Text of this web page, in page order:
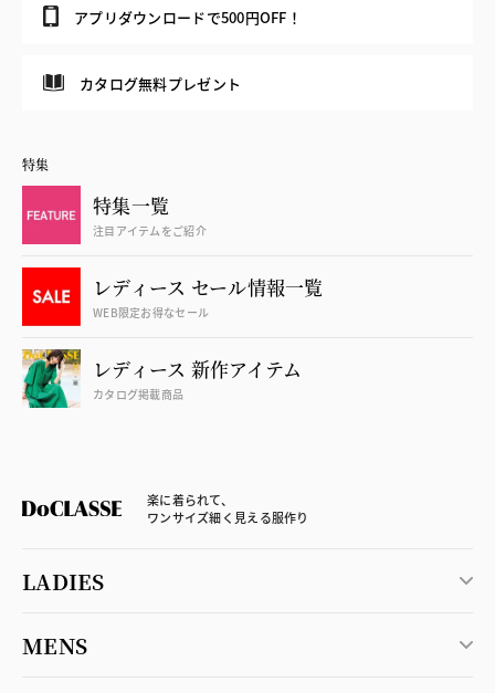
アプリダウンロードで500円OFF！
カタログ無料プレゼント
特集
特集一覧
注目アイテムをご紹介
レディース セール情報一覧
WEB限定お得なセール
レディース 新作アイテム
カタログ掲載商品
楽に着られて、
ワンサイズ細く見える服作り
LADIES
MENS